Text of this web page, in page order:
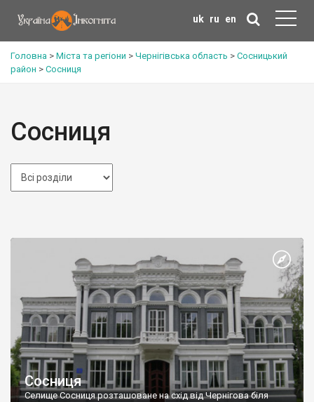
uk ru en
Головна > Міста та регіони > Чернігівська область > Сосницький
район > Сосниця
Сосниця
Сосниця
Селище Сосниця розташоване на схід від Чернігова біля